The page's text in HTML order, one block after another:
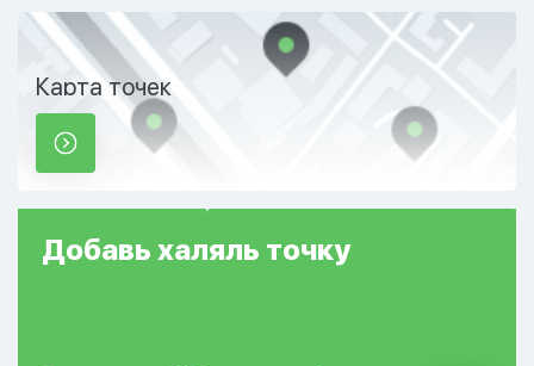
Карта точек
Добавь халяль точку